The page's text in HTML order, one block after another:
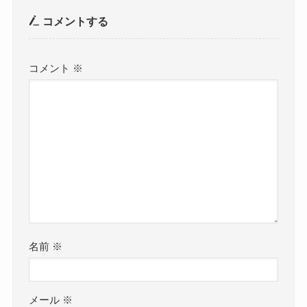
コメントする
コメント ※
名前 ※
メール ※